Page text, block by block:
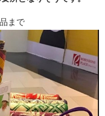
まで